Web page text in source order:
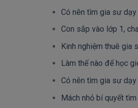
Có nên tìm gia sư
Con sắp vào lớp 1,
Kinh nghiệm thuê gia
Làm thế nào để học
Có nên tìm gia sư
Mách nhỏ bí quyết